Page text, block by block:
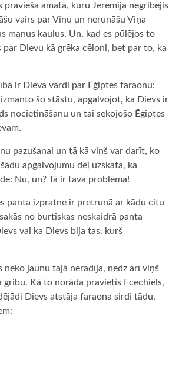
amatā, kuru Jeremija negribējis
vairs par Viņu un nerunāšu Viņa
manus kaulus. Un, kad es pūlējos to
Dievu kā grēka cēloni, bet par to, ka
ir Dieva vārdi par Ēģiptes faraonu:
šo stāstu, apgalvojot, ka Dievs ir
nocietināšanu un tai sekojošo Ēģiptes
pazušanai un tā kā viņš var darīt, ko
apgalvojumu dēļ uzskata, ka
Nu, un? Tā ir tava problēma!
panta izpratne ir pretrunā ar kādu citu
no burtiskas neskaidrā panta
vai ka Dievs bija tas, kurš
jaunu tajā neradīja, nedz arī viņš
Kā to norāda pravietis Ecechiēls,
Dievs atstāja faraona sirdi tādu,